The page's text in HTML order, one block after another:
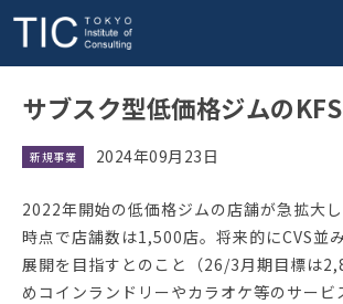
サブスク型低価格ジムのKFS
新規事業 2024年09月23日
2022年開始の低価格ジムの店舗が急拡大
時点で店舗数は1,500店。将来的にCVS並
展開を目指すとのこと（26/3月期目標は
めコインランドリーやカラオケ等のサービ